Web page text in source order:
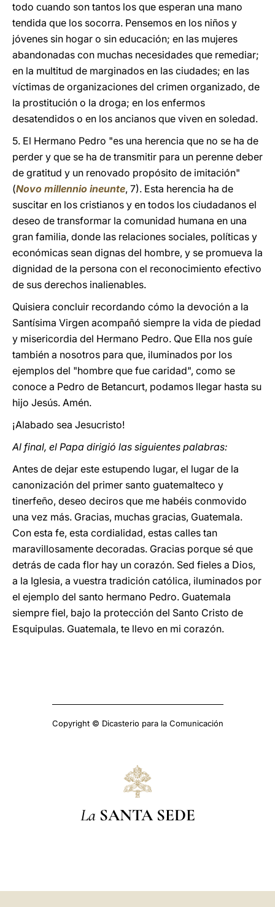
todo cuando son tantos los que esperan una mano
tendida que los socorra. Pensemos en los niños y
jóvenes sin hogar o sin educación; en las mujeres
abandonadas con muchas necesidades que remediar;
en la multitud de marginados en las ciudades; en las
víctimas de organizaciones del crimen organizado, de
la prostitución o la droga; en los enfermos
desatendidos o en los ancianos que viven en soledad.
5. El Hermano Pedro "es una herencia que no se ha de
perder y que se ha de transmitir para un perenne deber
de gratitud y un renovado propósito de imitación"
(Novo millennio ineunte, 7). Esta herencia ha de
suscitar en los cristianos y en todos los ciudadanos el
deseo de transformar la comunidad humana en una
gran familia, donde las relaciones sociales, políticas y
económicas sean dignas del hombre, y se promueva la
dignidad de la persona con el reconocimiento efectivo
de sus derechos inalienables.
Quisiera concluir recordando cómo la devoción a la
Santísima Virgen acompañó siempre la vida de piedad
y misericordia del Hermano Pedro. Que Ella nos guíe
también a nosotros para que, iluminados por los
ejemplos del "hombre que fue caridad", como se
conoce a Pedro de Betancurt, podamos llegar hasta su
hijo Jesús. Amén.
¡Alabado sea Jesucristo!
Al final, el Papa dirigió las siguientes palabras:
Antes de dejar este estupendo lugar, el lugar de la
canonización del primer santo guatemalteco y
tinerfeño, deseo deciros que me habéis conmovido
una vez más. Gracias, muchas gracias, Guatemala.
Con esta fe, esta cordialidad, estas calles tan
maravillosamente decoradas. Gracias porque sé que
detrás de cada flor hay un corazón. Sed fieles a Dios,
a la Iglesia, a vuestra tradición católica, iluminados por
el ejemplo del santo hermano Pedro. Guatemala
siempre fiel, bajo la protección del Santo Cristo de
Esquipulas. Guatemala, te llevo en mi corazón.
Copyright © Dicasterio para la Comunicación
La SANTA SEDE